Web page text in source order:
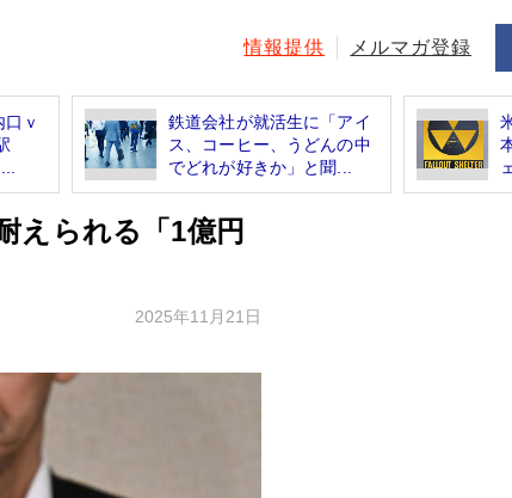
情報提供 メルマガ登録
ｖ
鉄道会社が就活生に「アイ
ス、コーヒー、うどんの中
でどれが好きか」と聞...
えられる「1億円
2025年11月21日